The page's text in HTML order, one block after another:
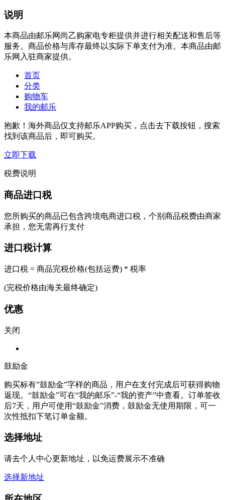
说明
本商品由邮乐网尚乙购家电专柜提供并进行相关配送和售后等
服务。商品价格与库存最终以实际下单支付为准。本商品由邮
乐网入驻商家提供。
首页
分类
购物车
我的邮乐
抱歉！海外商品仅支持邮乐APP购买，点击去下载按钮，搜索
找到该商品后，即可购买。
立即下载
税费说明
商品进口税
您所购买的商品已包含跨境电商进口税，个别商品税费由商家
承担，您无需再行支付
进口税计算
进口税 = 商品完税价格(包括运费) * 税率
(完税价格由海关最终确定)
优惠
关闭
鼓励金
购买标有”鼓励金”字样的商品，用户在支付完成后可获得购物
返现。“鼓励金”可在“我的邮乐”-“我的资产”中查看。订单签收
后7天，用户可使用“鼓励金”消费，鼓励金无使用期限，可一
次性抵扣下笔订单金额。
选择地址
请去个人中心更新地址，以免运费展示不准确
选择新地址